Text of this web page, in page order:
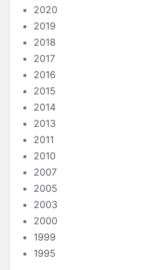
2020
2019
2018
2017
2016
2015
2014
2013
2011
2010
2007
2005
2003
2000
1999
1995